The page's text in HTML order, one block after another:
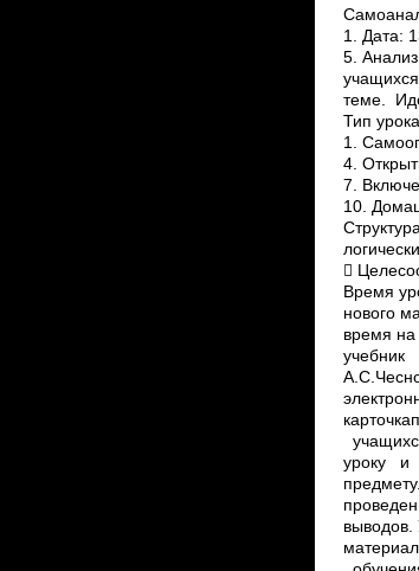
Самоанализ урока математики, данного учителем Судаковой А.А. в рамках конкурса «Педагогический дебют» 1. Дата: 13.12.2016 2. Класс: 5 3. Тема урока: Площадь прямоугольника 4. Номер урока по КТП: 67 5. Анализ целей урока Обоснована постановка целей урока с учетом возрастных и индивидуальных особенностей учащихся, содержания учебного материала, места данного урока в системе уроков по теме. Идеи урока доведены до учащихся. Цели урока достигнуты. 6. Анализ организации урока  Тип урока: урок открытия нового знания.  Форма его проведения: классно – урочная  Структура: 1. Самоопределение к учебной деятельности 2. Актуализация знаний 3. Постановка учебной задачи 4. Открытие нового знания 5.